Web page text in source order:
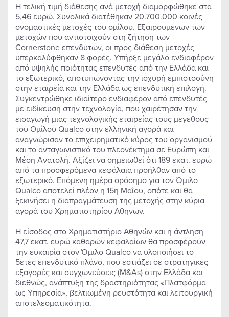
Η τελική τιμή διάθεσης ανά μετοχή διαμορφώθηκε στα
5,46 ευρώ. Συνολικά διατέθηκαν 20.700.000 κοινές
ονομαστικές μετοχές του ομίλου. Εξαιρουμένων των
μετοχών που αντιστοιχούν στη ζήτηση των
Cornerstone επενδυτών, οι προς διάθεση μετοχές
υπερκαλύφθηκαν 8 φορές. Υπήρξε μεγάλο ενδιαφέρον
από υψηλής ποιότητας επενδυτές από την Ελλάδα και
το εξωτερικό, αποτυπώνοντας την ισχυρή εμπιστοσύνη
στην εταιρεία και την Ελλάδα ως επενδυτική επιλογή.
Συγκεντρώθηκε ιδιαίτερο ενδιαφέρον από επενδυτές
με ειδίκευση στην τεχνολογία, που χαιρέτησαν την
εισαγωγή μιας τεχνολογικής εταιρείας τους μεγέθους
του Ομίλου Qualco στην ελληνική αγορά και
αναγνώρισαν το επιχειρηματικό κύρος του οργανισμού
και το ανταγωνιστικό του πλεονέκτημα σε Ευρώπη και
Μέση Ανατολή. Αξίζει να σημειωθεί ότι 189 εκατ. ευρώ
από τα προσφερόμενα κεφάλαια προήλθαν από το
εξωτερικό. Επόμενη ημέρα ορόσημο για τον Όμιλο
Qualco αποτελεί πλέον η 15η Μαΐου, οπότε και θα
ξεκινήσει η διαπραγμάτευση της μετοχής στην κύρια
αγορά του Χρηματιστηρίου Αθηνών.
Η είσοδος στο Χρηματιστήριο Αθηνών και η άντληση
47,7 εκατ. ευρώ καθαρών κεφαλαίων θα προσφέρουν
την ευκαιρία στον Όμιλο Qualco να υλοποιήσει το
5ετές επενδυτικό πλάνο, που εστιάζει σε στρατηγικές
εξαγορές και συγχωνεύσεις (M&As) στην Ελλάδα και
διεθνώς, ανάπτυξη της δραστηριότητας «Πλατφόρμα
ως Υπηρεσία», βελτιωμένη ρευστότητα και λειτουργική
αποτελεσματικότητα.